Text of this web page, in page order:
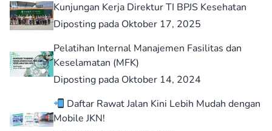
Kunjungan Kerja Direktur TI BPJS Kesehatan
Diposting pada Oktober 17, 2025
Pelatihan Internal Manajemen Fasilitas dan
Keselamatan (MFK)
Diposting pada Oktober 14, 2024
Daftar Rawat Jalan Kini Lebih Mudah dengan
Mobile JKN!